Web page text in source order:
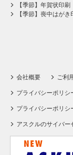
【季節】年賀状印刷
【季節】喪中はがき
会社概要 ご利
プライバシーポリシ
プライバシーポリシ
アスクルのサイバー